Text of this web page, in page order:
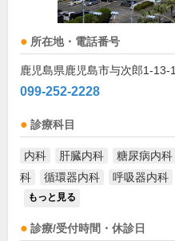
所在地・電話番号
鹿児島県鹿児島市与次郎1-13-1
099-252-2228
診療科目
内科 肝臓内科 糖尿病内科
科
循環器内科 呼吸器内科
もっと見る
診療/受付時間・休診日